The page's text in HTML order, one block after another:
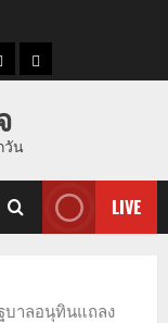
ผู้ชาย
วัน
LIVE
บาลอนุทินแถลง